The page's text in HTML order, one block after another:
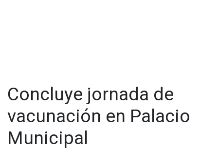
Concluye jornada de
vacunación en Palacio
Municipal